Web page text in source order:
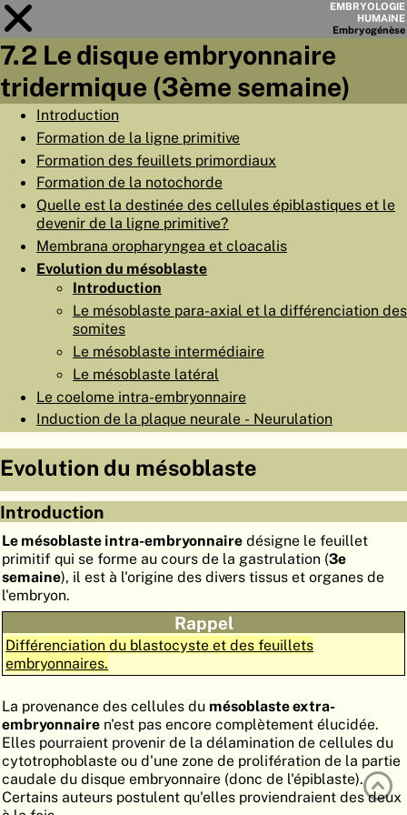
EMBRYOLOGIE
HUMAINE
Embryogénèse
Module
LISTE DES CHAPITRES
◀PAGES▶
ACCUEIL
EMBRYO
ORGANO
ATLASEMBRYOLOGY
RECHERCHER
AIDE
DE
7.2 Le disque embryonnaire
tridermique (3ème semaine)
Introduction
Formation de la ligne primitive
Formation des feuillets primordiaux
Formation de la notochorde
Quelle est la destinée des cellules épiblastiques et le
devenir de la ligne primitive?
Membrana oropharyngea et cloacalis
Evolution du mésoblaste
Introduction
Le mésoblaste para-axial et la différenciation des
somites
Le mésoblaste intermédiaire
Le mésoblaste latéral
Le coelome intra-embryonnaire
Induction de la plaque neurale - Neurulation
Evolution du mésoblaste
Introduction
Le mésoblaste intra-embryonnaire désigne le feuillet
primitif qui se forme au cours de la gastrulation (3e
semaine), il est à l'origine des divers tissus et organes de
l'embryon.
Rappel
Différenciation du blastocyste et des feuillets
embryonnaires.
La provenance des cellules du mésoblaste extra-
embryonnaire n'est pas encore complètement élucidée.
Elles pourraient provenir de la délamination de cellules du
cytotrophoblaste ou d'une zone de prolifération de la partie
caudale du disque embryonnaire (donc de l'épiblaste).
Certains auteurs postulent qu'elles proviendraient des deux